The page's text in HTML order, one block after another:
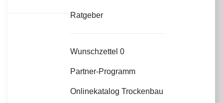
Ratgeber
Wunschzettel 0
Partner-Programm
Onlinekatalog Trockenbau